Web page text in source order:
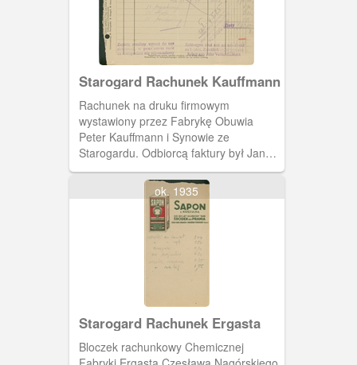
Starogard Rachunek Kauffmann
Rachunek na druku firmowym
wystawiony przez Fabrykę Obuwia
Peter Kauffmann i Synowie ze
Starogardu. Odbiorcą faktury był Jan
Grucza z Pelplina.
ok. 1935
Starogard Rachunek Ergasta
Bloczek rachunkowy Chemicznej